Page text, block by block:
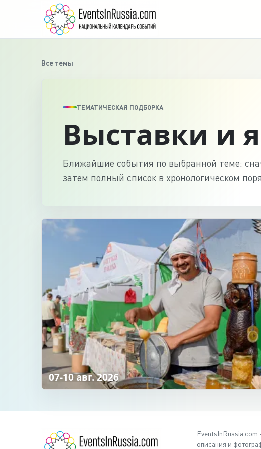
Все темы
ТЕМАТИЧЕСКАЯ ПОДБОРКА
Выставки и
Ближайшие события по выбранной теме:
затем полный список в хронологическом
07-10 авг. 2026
EventsInRussia.com
описания и